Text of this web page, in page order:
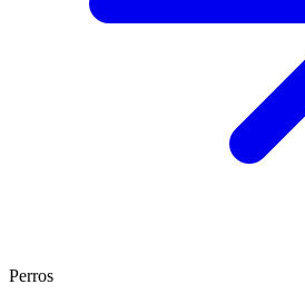
Perros